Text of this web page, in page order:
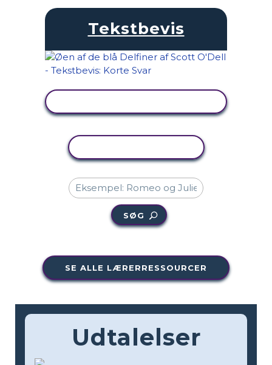
Tekstbevis
SØG
SE ALLE LÆRERRESSOURCER
Udtalelser